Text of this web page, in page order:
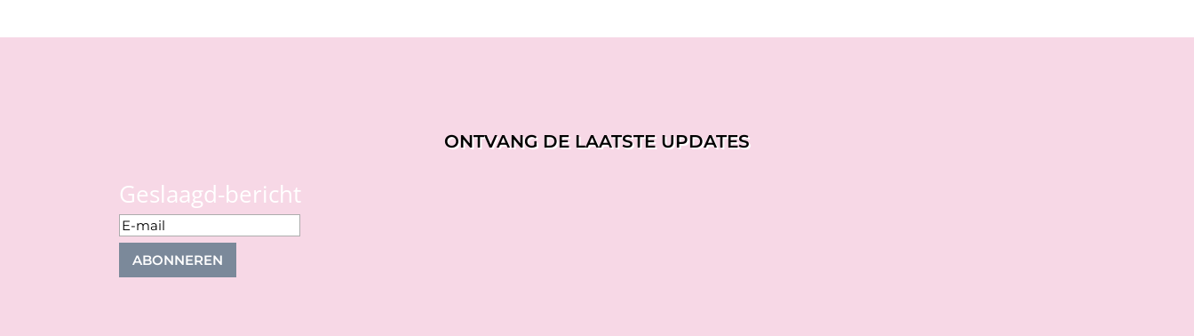
ONTVANG DE LAATSTE UPDATES
Geslaagd-bericht
ABONNEREN